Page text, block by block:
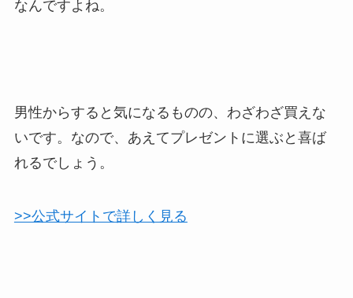
なんですよね。
男性からすると気になるものの、わざわざ買えな
いです。なので、あえてプレゼントに選ぶと喜ば
れるでしょう。
>>公式サイトで詳しく見る